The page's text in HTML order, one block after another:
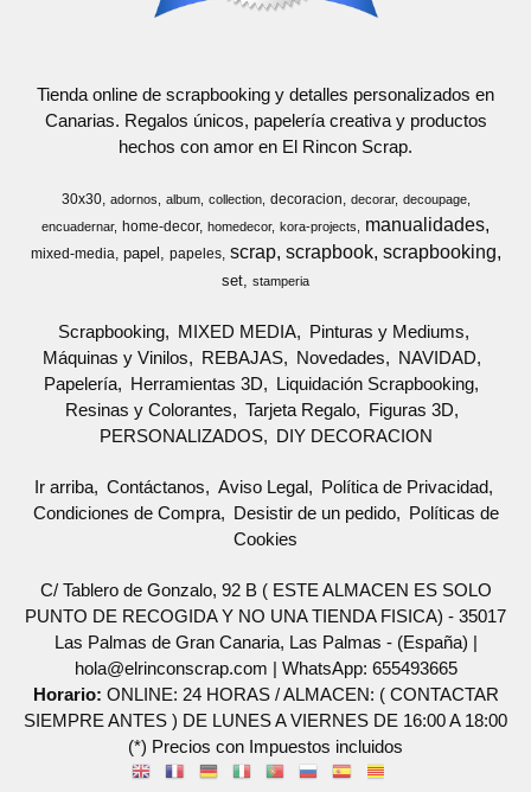
Tienda online de scrapbooking y detalles personalizados en
Canarias. Regalos únicos, papelería creativa y productos
hechos con amor en El Rincon Scrap.
30x30 adornos album collection decoracion decorar
decoupage
encuadernar
home-decor homedecor kora-projects manualidades
mixed-media papel papeles scrap scrapbook scrapbooking
set stamperia
Scrapbooking MIXED MEDIA
Pinturas y Mediums
Máquinas y Vinilos
REBAJAS Novedades
NAVIDAD
Papelería
Herramientas 3D
Liquidación Scrapbooking
Resinas y Colorantes
Tarjeta Regalo
Figuras 3D
PERSONALIZADOS
DIY DECORACION
Ir arriba Contáctanos Aviso Legal
Política de Privacidad
Condiciones de Compra
Desistir de un pedido
Políticas de
Cookies
C/ Tablero de Gonzalo, 92 B ( ESTE ALMACEN ES SOLO
PUNTO DE RECOGIDA Y NO UNA TIENDA FISICA) - 35017
Las Palmas de Gran Canaria, Las Palmas - (España) |
hola@elrinconscrap.com | WhatsApp: 655493665
Horario: ONLINE: 24 HORAS / ALMACEN: ( CONTACTAR
SIEMPRE ANTES ) DE LUNES A VIERNES DE 16:00 A 18:00
(*) Precios con Impuestos incluidos